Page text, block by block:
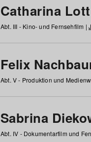
Catharina Lott
Abt. III - Kino- und Fernsehfilm |
Felix
Abt. V - Produktion und
Sabrina
Abt. IV - Dokumentarfilm und